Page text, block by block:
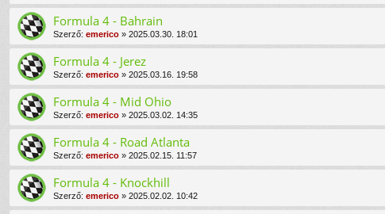
Formula 4 - Bahrain
Szerző: emerico » 2025.03.30. 18:01
Formula 4 - Jerez
Szerző: emerico » 2025.03.16. 19:58
Formula 4 - Mid Ohio
Szerző: emerico » 2025.03.02. 14:35
Formula 4 - Road Atlanta
Szerző: emerico » 2025.02.15. 11:57
Formula 4 - Knockhill
Szerző: emerico » 2025.02.02. 10:42